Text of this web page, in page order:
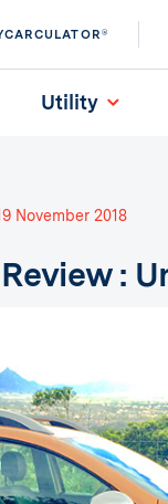
Utility
November 2018
: